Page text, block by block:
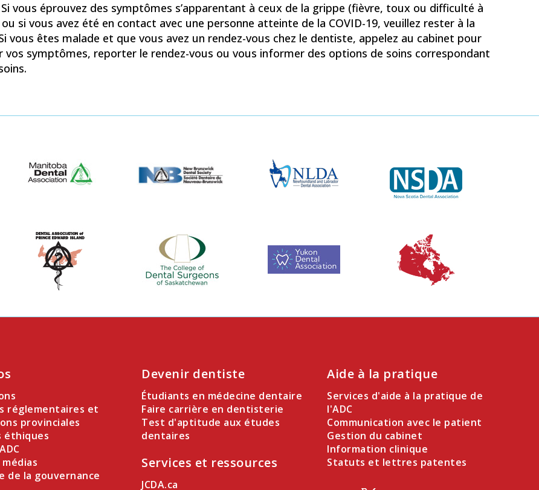
Si vous éprouvez des symptômes s’apparentant à ceux de la grippe (fièvre, toux ou difficulté à
si vous avez été en contact avec une personne atteinte de la COVID-19, veuillez rester à la
vous êtes malade et que vous avez un rendez-vous chez le dentiste, appelez au cabinet pour
vos symptômes, reporter le rendez-vous ou vous informer des options de soins correspondant
réglementaires et
provinciales
éthiques
de la gouvernance
Devenir dentiste
Étudiants en médecine dentaire
Faire carrière en dentisterie
Test d'aptitude aux études
dentaires
Services et ressources
JCDA.ca
Aide à la pratique
Services d'aide à la pratique de
l'ADC
Communication avec le patient
Gestion du cabinet
Information clinique
Statuts et lettres patentes